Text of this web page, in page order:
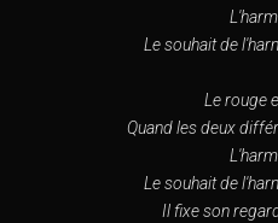
Le souhait de
Le rouge
Quand les deux
Le souhait de
Il fixe son